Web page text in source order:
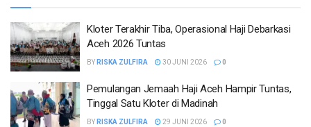
Kloter Terakhir Tiba, Operasional Haji Debarkasi
Aceh 2026 Tuntas
BY RISKA ZULFIRA 30 JUNI 2026 0
Pemulangan Jemaah Haji Aceh Hampir Tuntas,
Tinggal Satu Kloter di Madinah
BY RISKA ZULFIRA 29 JUNI 2026 0